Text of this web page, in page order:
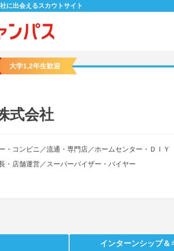
に出会えるスカウトサイト
大学1,2年生歓迎
式会社
・コンビニ ／流通・専門店／ホームセンター・ＤＩＹ
・店舗運営／ スーパーバイザー・バイヤー
インターンシップ＆